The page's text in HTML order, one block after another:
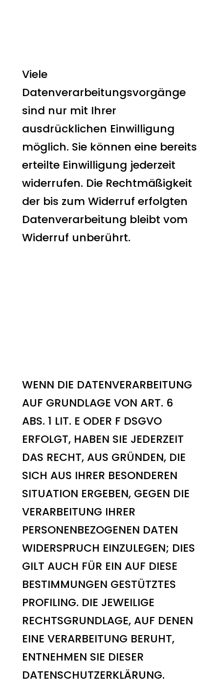
Viele
Datenverarbeitungsvorgänge
sind nur mit Ihrer
ausdrücklichen Einwilligung
möglich. Sie können eine bereits
erteilte Einwilligung jederzeit
widerrufen. Die Rechtmäßigkeit
der bis zum Widerruf erfolgten
Datenverarbeitung bleibt vom
Widerruf unberührt.
WENN DIE DATENVERARBEITUNG
AUF GRUNDLAGE VON ART. 6
ABS. 1 LIT. E ODER F DSGVO
ERFOLGT, HABEN SIE JEDERZEIT
DAS RECHT, AUS GRÜNDEN, DIE
SICH AUS IHRER BESONDEREN
SITUATION ERGEBEN, GEGEN DIE
VERARBEITUNG IHRER
PERSONENBEZOGENEN DATEN
WIDERSPRUCH EINZULEGEN; DIES
GILT AUCH FÜR EIN AUF DIESE
BESTIMMUNGEN GESTÜTZTES
PROFILING. DIE JEWEILIGE
RECHTSGRUNDLAGE, AUF DENEN
EINE VERARBEITUNG BERUHT,
ENTNEHMEN SIE DIESER
DATENSCHUTZERKLÄRUNG.